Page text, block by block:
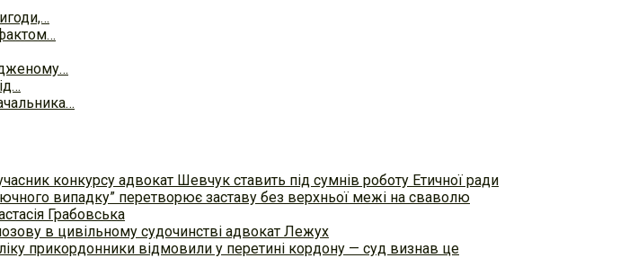
конкурсу адвокат Шевчук ставить під сумнів роботу Етичної ради
випадку” перетворює заставу без верхньої межі на сваволю
Грабовська
в цивільному судочинстві адвокат Лежух
прикордонники відмовили у перетині кордону — суд визнав це